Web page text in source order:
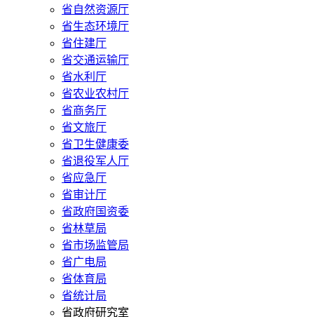
省自然资源厅
省生态环境厅
省住建厅
省交通运输厅
省水利厅
省农业农村厅
省商务厅
省文旅厅
省卫生健康委
省退役军人厅
省应急厅
省审计厅
省政府国资委
省林草局
省市场监管局
省广电局
省体育局
省统计局
省政府研究室